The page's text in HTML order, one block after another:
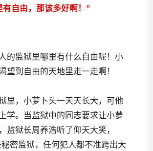
有自由，那该多好啊！”
的监狱里哪里有什么自由呢！小
望到自由的天地里走一走啊！
里，小萝卜头一天天长大，可他
学。当监狱中的同志要求让小萝
监狱长周养浩听了仰天大笑，
秘密监狱，任何犯人都不准跨出大